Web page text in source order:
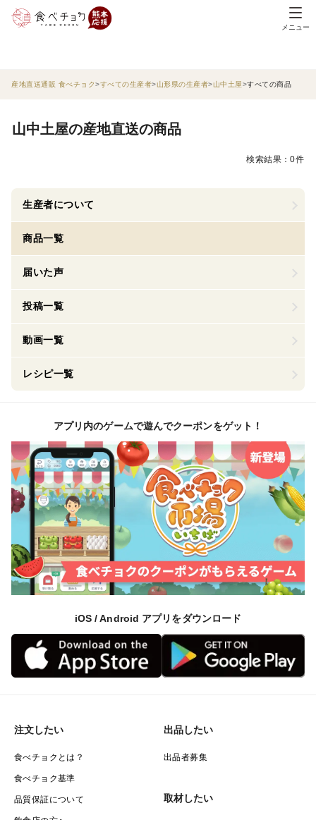
メニュー
産地直送通販 食べチョク すべての生産者 山形県の生産者 山中土屋 すべての商品
山中土屋の産地直送の商品
検索結果：0件
生産者について
商品一覧
届いた声
投稿一覧
動画一覧
レシピ一覧
アプリ内のゲームで遊んでクーポンをゲット！
iOS / Android アプリをダウンロード
注文したい
食べチョクとは？
食べチョク基準
品質保証について
出品したい
出品者募集
取材したい